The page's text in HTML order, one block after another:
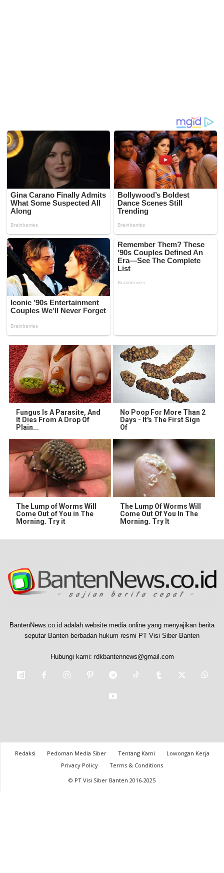
Fungus Is A Parasite, And
It Dies From A Drop Of
Plain...
No Poop For More Than 2
Days - It's The First Sign
Of
The Lump of Worms Will
Come Out of You in The
Morning. Try it
The Lump Of Worms Will
Come Out Of You In The
Morning. Try It
BantenNews.co.id adalah website media online yang menyajikan berita
seputar Banten berbadan hukum resmi PT Visi Siber Banten
Hubungi kami: rdkbantennews@gmail.com
Redaksi Pedoman Media Siber Tentang Kami
Lowongan Kerja
Privacy Policy
Terms & Conditions
© PT Visi Siber Banten 2016-2025